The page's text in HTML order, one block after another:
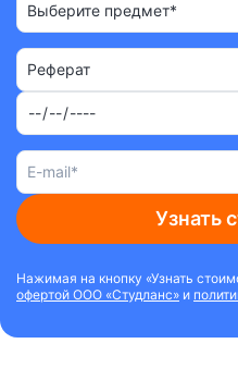
Выберите предмет*
Реферат
Узнать
Нажимая на кнопку «Узнать
офертой ООО «Студланс» и